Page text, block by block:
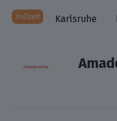
Vollzeit Karlsruhe